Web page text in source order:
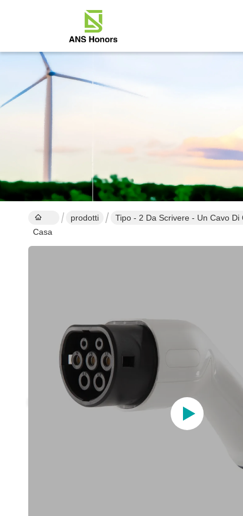
Casa
prodotti Tipo - 2 Da Scrivere - Un Cavo Di